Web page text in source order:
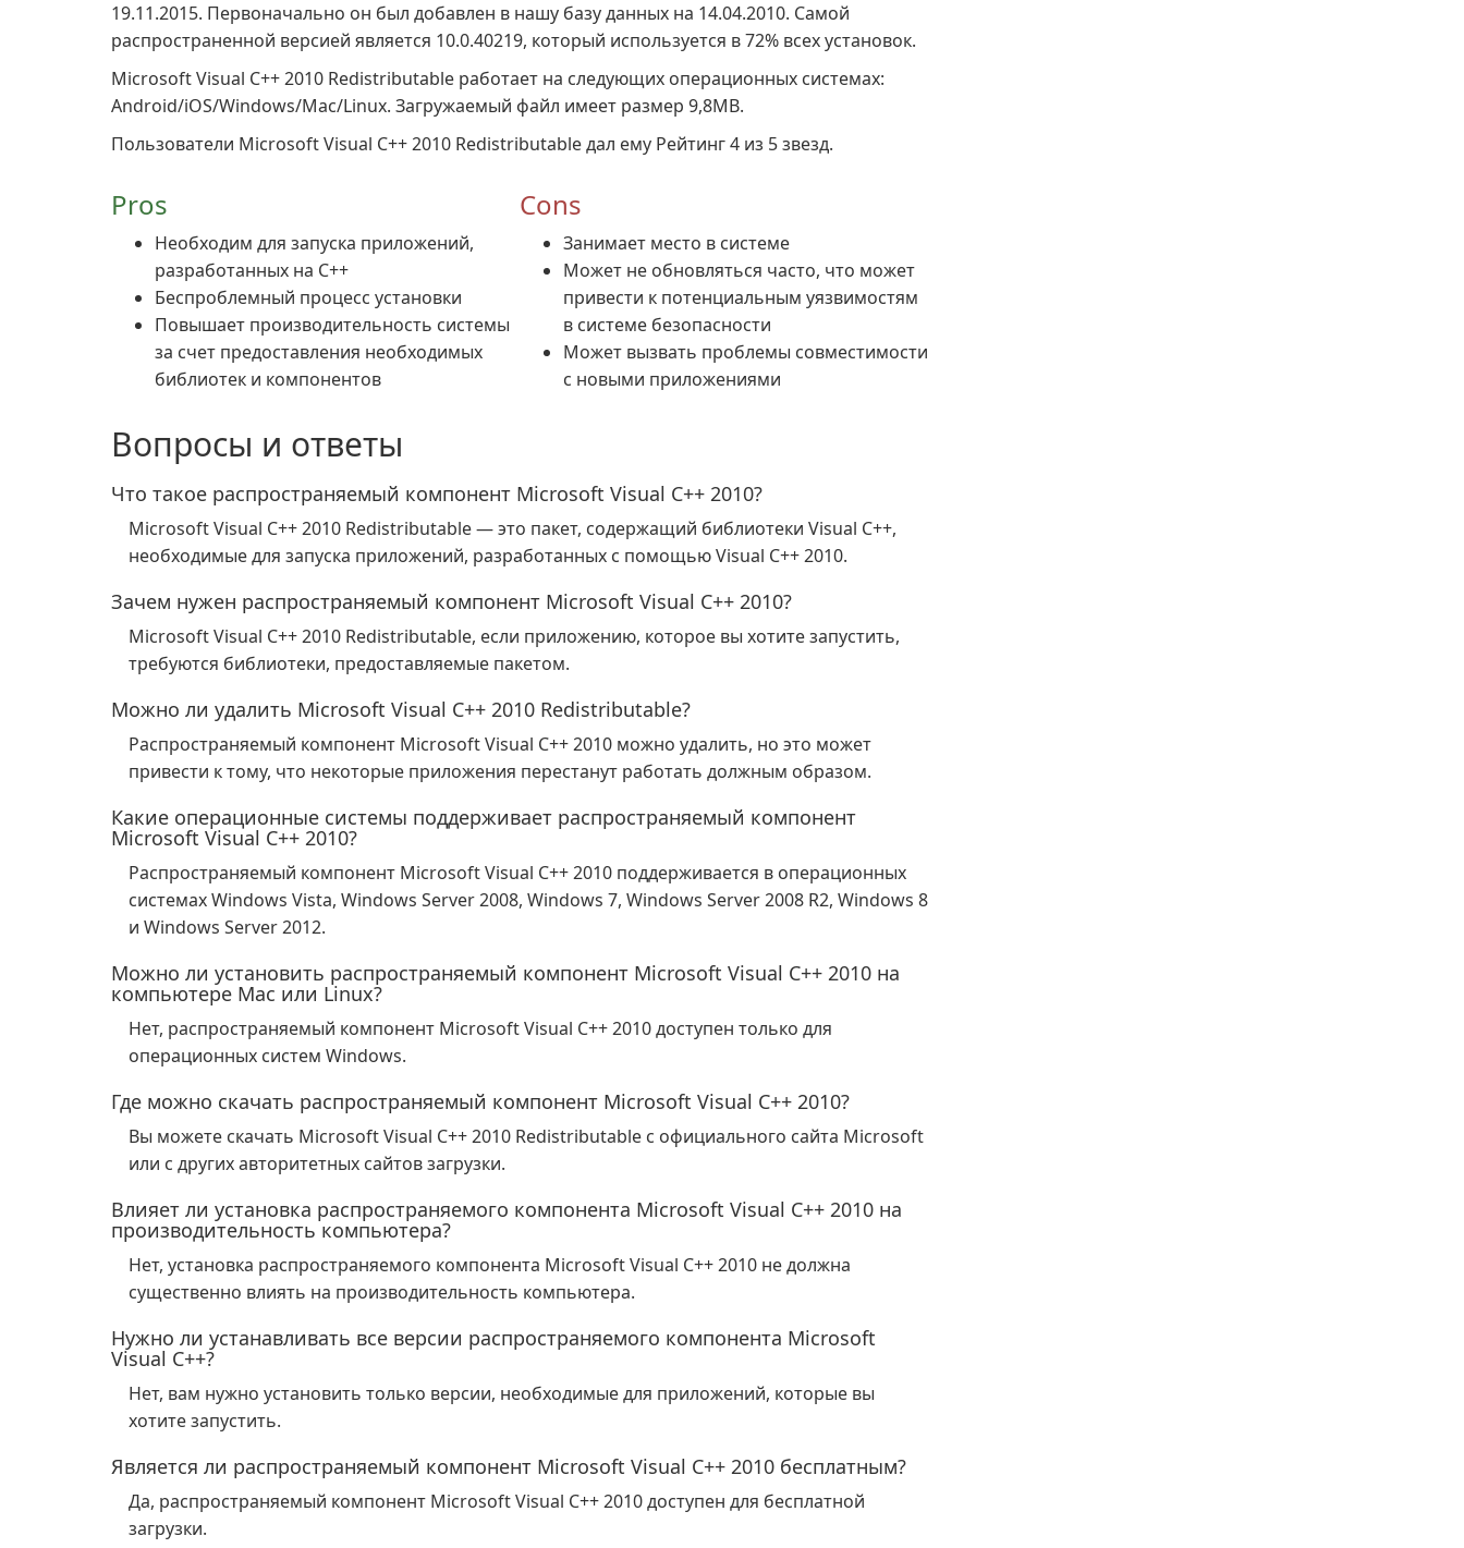
19.11.2015. Первоначально он был добавлен в нашу базу данных на 14.04.2010. Самой
распространенной версией является 10.0.40219, который используется в 72% всех установок.
Microsoft Visual C++ 2010 Redistributable работает на следующих операционных системах:
Android/iOS/Windows/Mac/Linux. Загружаемый файл имеет размер 9,8MB.
Пользователи Microsoft Visual C++ 2010 Redistributable дал ему Рейтинг 4 из 5 звезд.
Pros
Необходим для запуска приложений,
разработанных на C++
Беспроблемный процесс установки
Повышает производительность системы
за счет предоставления необходимых
библиотек и компонентов
Cons
Занимает место в системе
Может не обновляться часто, что может
привести к потенциальным уязвимостям
в системе безопасности
Может вызвать проблемы совместимости
с новыми приложениями
Вопросы и ответы
Что такое распространяемый компонент Microsoft Visual C++ 2010?
Microsoft Visual C++ 2010 Redistributable — это пакет, содержащий библиотеки Visual C++,
необходимые для запуска приложений, разработанных с помощью Visual C++ 2010.
Зачем нужен распространяемый компонент Microsoft Visual C++ 2010?
Microsoft Visual C++ 2010 Redistributable, если приложению, которое вы хотите запустить,
требуются библиотеки, предоставляемые пакетом.
Можно ли удалить Microsoft Visual C++ 2010 Redistributable?
Распространяемый компонент Microsoft Visual C++ 2010 можно удалить, но это может
привести к тому, что некоторые приложения перестанут работать должным образом.
Какие операционные системы поддерживает распространяемый компонент
Microsoft Visual C++ 2010?
Распространяемый компонент Microsoft Visual C++ 2010 поддерживается в операционных
системах Windows Vista, Windows Server 2008, Windows 7, Windows Server 2008 R2, Windows 8
и Windows Server 2012.
Можно ли установить распространяемый компонент Microsoft Visual C++ 2010 на
компьютере Mac или Linux?
Нет, распространяемый компонент Microsoft Visual C++ 2010 доступен только для
операционных систем Windows.
Где можно скачать распространяемый компонент Microsoft Visual C++ 2010?
Вы можете скачать Microsoft Visual C++ 2010 Redistributable с официального сайта Microsoft
или с других авторитетных сайтов загрузки.
Влияет ли установка распространяемого компонента Microsoft Visual C++ 2010 на
производительность компьютера?
Нет, установка распространяемого компонента Microsoft Visual C++ 2010 не должна
существенно влиять на производительность компьютера.
Нужно ли устанавливать все версии распространяемого компонента Microsoft
Visual C++?
Нет, вам нужно установить только версии, необходимые для приложений, которые вы
хотите запустить.
Является ли распространяемый компонент Microsoft Visual C++ 2010 бесплатным?
Да, распространяемый компонент Microsoft Visual C++ 2010 доступен для бесплатной
загрузки.